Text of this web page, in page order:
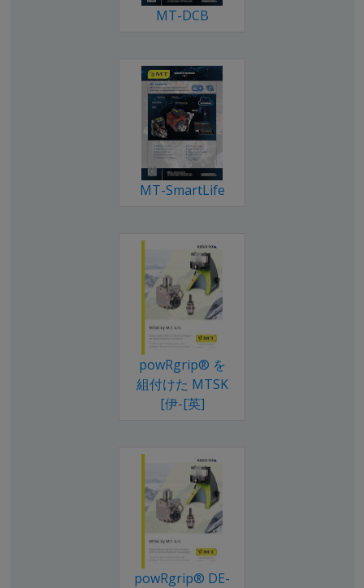
MT-DCB
MT-SmartLife
powRgrip® を
組付けた MTSK
[伊-[英]
powRgrip® DE-